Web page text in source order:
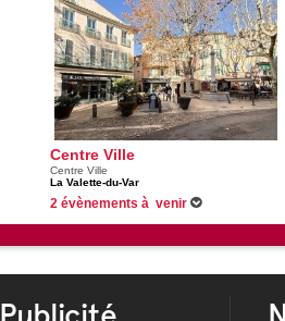
Centre Ville
Centre Ville
La Valette-du-Var
2 évènements à venir